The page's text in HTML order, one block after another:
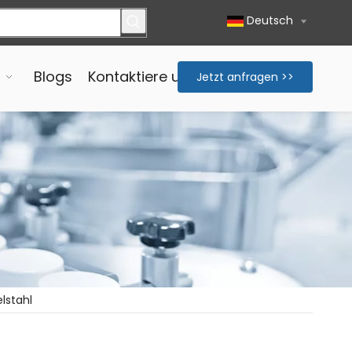
Deutsch
Blogs Kontaktiere unsJetzt anfragen >>